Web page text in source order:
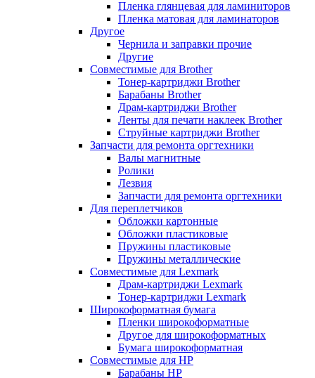
Пленка глянцевая для ламиниторов
Пленка матовая для ламинаторов
Другое
Чернила и заправки прочие
Другие
Совместимые для Brother
Тонер-картриджи Brother
Барабаны Brother
Драм-картриджи Brother
Ленты для печати наклеек Brother
Струйные картриджи Brother
Запчасти для ремонта оргтехники
Валы магнитные
Ролики
Лезвия
Запчасти для ремонта оргтехники
Для переплетчиков
Обложки картонные
Обложки пластиковые
Пружины пластиковые
Пружины металлические
Совместимые для Lexmark
Драм-картриджи Lexmark
Тонер-картриджи Lexmark
Широкоформатная бумага
Пленки широкоформатные
Другое для широкоформатных
Бумага широкоформатная
Совместимые для HP
Барабаны HP